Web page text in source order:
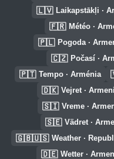
🇱🇻 Laikapstākļi ·
🇫🇷 Météo ·
🇵🇱 Pogoda ·
🇨🇿 Počasí ·
🇵🇹 Tempo · Arménia
🇩🇰 Vejret ·
🇸🇮 Vreme ·
🇸🇪 Vädret ·
🇬🇧🇺🇸 Weather ·
🇩🇪 Wetter ·